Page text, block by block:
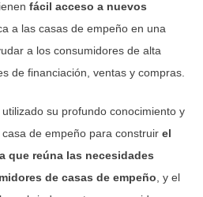
fácil acceso a nuevos
a las casas de empeño en una
a los consumidores de alta
de financiación, ventas y compras.
su profundo conocimiento y
de empeño para construir el
que reúna las necesidades
de casas de empeño , y el